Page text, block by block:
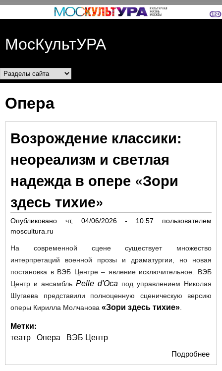
Перейти к основному
МосКультУРА
Разделы сайта
Опера
Возрождение классики:
неореализм и светлая
надежда в опере «Зори
здесь тихие»
Опубликовано чт, 04/06/2026 - 10:57 пользователем
moscultura.ru
На современной сцене существует множество
интерпретаций военной прозы и драматургии, но новая
постановка в ВЭБ Центре – явление исключительное. ВЭБ
Центр и ансамбль Pelle d'Oca под управлением Николая
Шугаева представили полноценную сценическую версию
оперы Кирилла Молчанова «Зори здесь тихие».
Метки:
театр Опера
ВЭБ Центр
Подробнее